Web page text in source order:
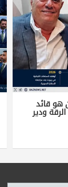
هو قائد
الرقة ودير